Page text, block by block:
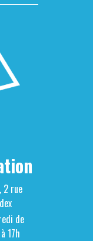
2 rue
de
17h